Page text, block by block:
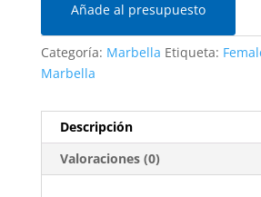
Añade al presupuesto
Categoría: Marbella Etiqueta:
Marbella
Descripción
Valoraciones (0)